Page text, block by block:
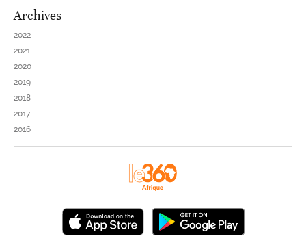
Archives
2022
2021
2020
2019
2018
2017
2016